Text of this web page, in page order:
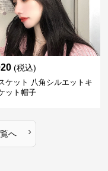
(税込)
ケット 八角シルエットキ
ット帽子
へ ›